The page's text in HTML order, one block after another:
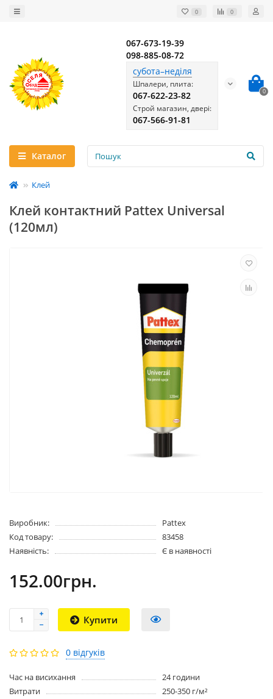
0 0
067-673-19-39
098-885-08-72
субота–неділя
Шпалери, плита:
067-622-23-82
Строй магазин, двері:
067-566-91-81
0
Каталог
Клей
Клей контактний Pattex Universal
(120мл)
Виробник:
Pattex
Код товару:
83458
Наявність:
Є в наявності
152.00грн.
Купити
0 відгуків
Час на висихання
24 години
Витрати
250-350 г/м²